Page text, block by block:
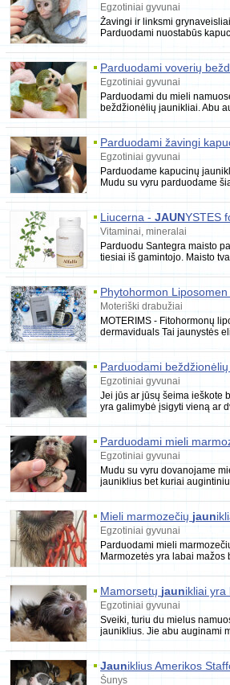
Egzotiniai gyvunai
Žavingi ir linksmi
Parduodami nuostabūs
Parduodami voverių
Egzotiniai gyvunai
Parduodami du mieli
beždžionėlių jaunikliai. Abu
maitinami mūsų su žmona.
Parduodami žavingi
Egzotiniai gyvunai
Parduodame kapucinų
Mudu su vyru parduodame
Liucerna - JAUNYSTES
Vitaminai, mineralai
Parduodu Santegra maisto
tiesiai iš gamintojo. Maisto
Phytohormon
dermavidualsjaun
Moteriški drabužiai
MOTERIMS - Fitohormonų
dermaviduals Tai jaunystės
Parduodami beždžionėlių
Egzotiniai gyvunai
Jei jūs ar jūsų šeima ieškote
yra galimybė įsigyti vieną ar
Parduodami mieli
Egzotiniai gyvunai
Mudu su vyru dovanojame
jauniklius bet kuriai
Mieli marmozečių jaun
Egzotiniai gyvunai
Parduodami mieli
Marmozetės yra labai
Mamorsetų jaunikliai yra
Egzotiniai gyvunai
Sveiki, turiu du mielus
jauniklius. Jie abu auginami
Jauniklius Amerikos
Šunys